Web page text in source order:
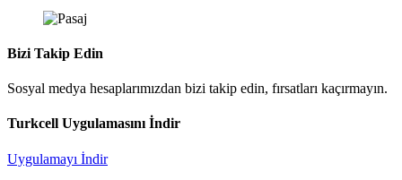
Bizi Takip Edin
Sosyal medya hesaplarımızdan bizi takip edin, fırsatları kaçırmayın.
Turkcell Uygulamasını İndir
Uygulamayı İndir